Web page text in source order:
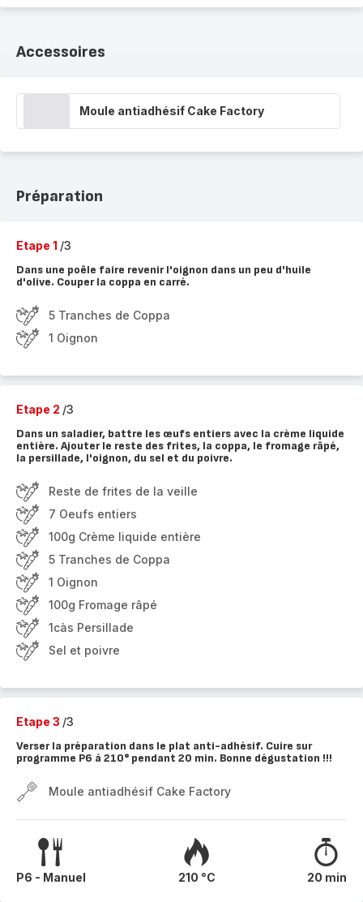
Accessoires
Moule antiadhésif Cake Factory
Préparation
Etape 1 /3
Dans une poêle faire revenir l'oignon dans un peu d'huile
d'olive. Couper la coppa en carré.
5 Tranches de Coppa
1 Oignon
Etape 2 /3
Dans un saladier, battre les œufs entiers avec la crème liquide
entière. Ajouter le reste des frites, la coppa, le fromage râpé,
la persillade, l'oignon, du sel et du poivre.
Reste de frites de la veille
7 Oeufs entiers
100g Crème liquide entière
5 Tranches de Coppa
1 Oignon
100g Fromage râpé
1càs Persillade
Sel et poivre
Etape 3 /3
Verser la préparation dans le plat anti-adhésif. Cuire sur
programme P6 à 210° pendant 20 min. Bonne dégustation !!!
Moule antiadhésif Cake Factory
P6 - Manuel 210 °C 20 min